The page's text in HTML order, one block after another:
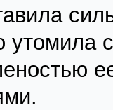
утомила